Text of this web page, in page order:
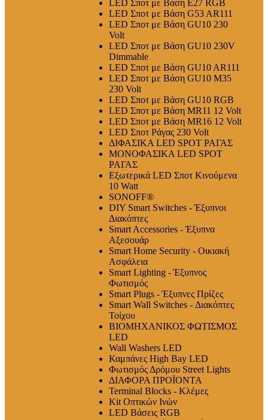
LED Σποτ με Βάση E27 RGB
LED Σποτ με Βάση G53 AR111
LED Σποτ με Βάση GU10 230
Volt
LED Σποτ με Βάση GU10 230V
Dimmable
LED Σποτ με Βάση GU10 AR111
LED Σποτ με Βάση GU10 M35
230 Volt
LED Σποτ με Βάση GU10 RGB
LED Σποτ με Βάση MR11 12 Volt
LED Σποτ με Βάση MR16 12 Volt
LED Σποτ Ράγας 230 Volt
ΔΙΦΑΣΙΚΑ LED SPOT ΡΑΓΑΣ
ΜΟΝΟΦΑΣΙΚΑ LED SPOT
ΡΑΓΑΣ
Εξωτερικά LED Σποτ Κινούμενα
10 Watt
SONOFF®
DIY Smart Switches - Έξυπνοι
Διακόπτες
Smart Accessories - Έξυπνα
Αξεσουάρ
Smart Home Security - Οικιακή
Ασφάλεια
Smart Lighting - Έξυπνος
Φωτισμός
Smart Plugs - Έξυπνες Πρίζες
Smart Wall Switches - Διακόπτες
Τοίχου
ΒΙΟΜΗΧΑΝΙΚΟΣ ΦΩΤΙΣΜΟΣ
LED
Wall Washers LED
Καμπάνες High Bay LED
Φωτισμός Δρόμου Street Lights
ΔΙΑΦΟΡΑ ΠΡΟΪΟΝΤΑ
Terminal Blocks - Κλέμες
Kit Οπτικών Ινών
LED Βάσεις RGB